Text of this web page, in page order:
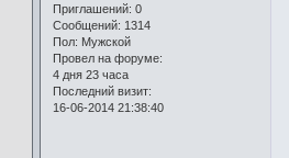
Приглашений: 0
Сообщений: 1314
Пол: Мужской
Провел на форуме:
4 дня 23 часа
Последний визит:
16-06-2014 21:38:40